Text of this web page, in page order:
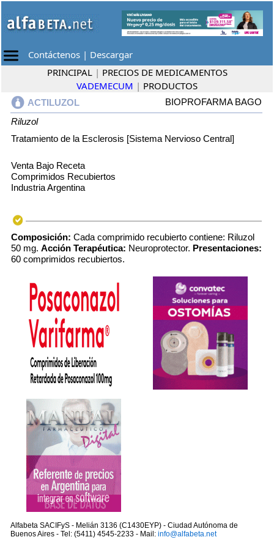
Contáctenos | Descargar
PRINCIPAL | PRECIOS DE MEDICAMENTOS
VADEMECUM | PRODUCTOS
ACTILUZOL
BIOPROFARMA BAGO
Riluzol
Tratamiento de la Esclerosis [Sistema Nervioso Central]
Venta Bajo Receta
Comprimidos Recubiertos
Industria Argentina
Composición: Cada comprimido recubierto contiene: Riluzol
50 mg. Acción Terapéutica: Neuroprotector. Presentaciones:
60 comprimidos recubiertos.
Alfabeta SACIFyS - Melián 3136 (C1430EYP) - Ciudad Autónoma de
Buenos Aires - Tel: (5411) 4545-2233 - Mail: info@alfabeta.net